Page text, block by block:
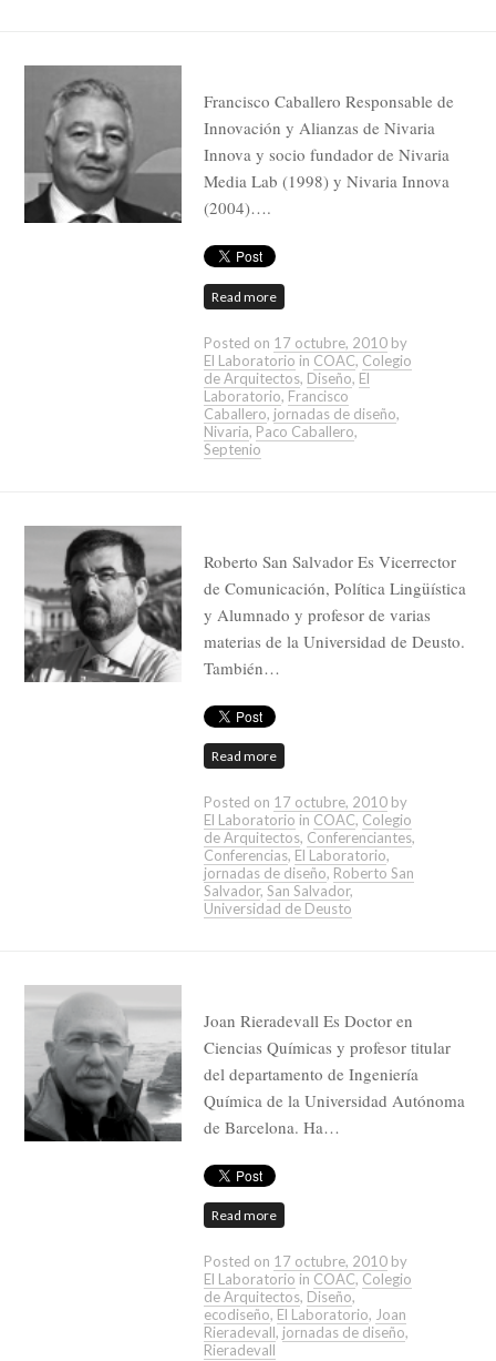
Francisco Caballero Responsable de
Innovación y Alianzas de Nivaria
Innova y socio fundador de Nivaria
Media Lab (1998) y Nivaria Innova
(2004)….
Read more
Posted on 17 octubre, 2010by
El Laboratorio in COAC, Colegio
de Arquitectos, Diseño, El
Laboratorio, Francisco
Caballero, jornadas de diseño,
Nivaria, Paco Caballero,
Septenio
Roberto San Salvador Es Vicerrector
de Comunicación, Política Lingüística
y Alumnado y profesor de varias
materias de la Universidad de Deusto.
También…
Read more
Posted on 17 octubre, 2010by
El Laboratorio in COAC, Colegio
de Arquitectos, Conferenciantes,
Conferencias, El Laboratorio,
jornadas de diseño, Roberto San
Salvador, San Salvador,
Universidad de Deusto
Joan Rieradevall Es Doctor en
Ciencias Químicas y profesor titular
del departamento de Ingeniería
Química de la Universidad Autónoma
de Barcelona. Ha…
Read more
Posted on 17 octubre, 2010by
El Laboratorio in COAC, Colegio
de Arquitectos, Diseño,
ecodiseño, El Laboratorio, Joan
Rieradevall, jornadas de diseño,
Rieradevall